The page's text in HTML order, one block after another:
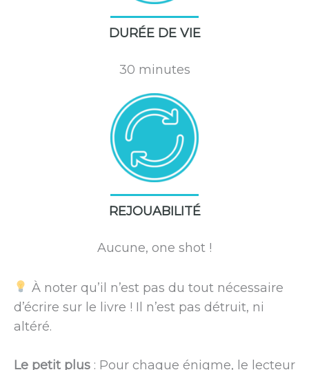
DURÉE DE VIE
30 minutes
REJOUABILITÉ
Aucune, one shot !
À noter qu’il n’est pas du tout nécessaire
d’écrire sur le livre ! Il n’est pas détruit, ni
altéré.
Le petit plus : Pour chaque énigme, le lecteur